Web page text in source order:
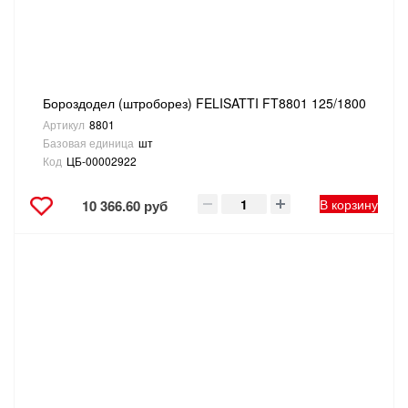
ЭЛЕКТРОМОНТАЖНЫЕ ТОВАРЫ, СВЕТОТЕХНИКА
Бороздодел (штроборез) FELISATTI FT8801 125/1800
Артикул 8801
Базовая единица шт
Код ЦБ-00002922
10 366.60 руб В корзину